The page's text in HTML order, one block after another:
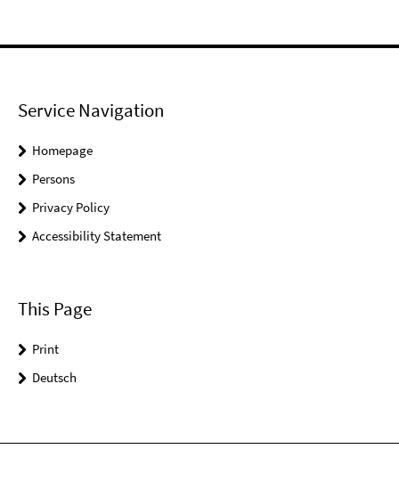
Service Navigation
Homepage
Persons
Privacy Policy
Accessibility Statement
This Page
Print
Deutsch